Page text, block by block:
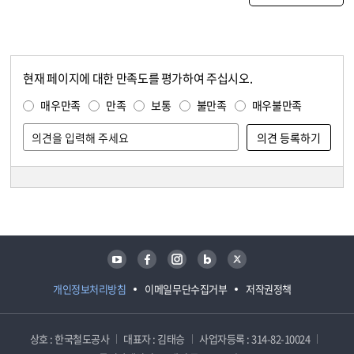
현재 페이지에 대한 만족도를 평가하여 주십시오.
매우만족 만족 보통 불만족 매우불만족
개인정보처리방침 이메일무단수집거부 저작권정책
유튜브 페이스북 인스타그램 블로그 트위터
상호 : 한국철도공사 대표자 : 김태승
사업자등록 : 314-82-10024